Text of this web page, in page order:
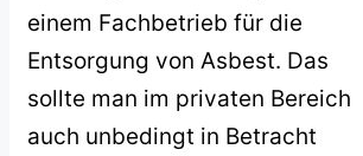
einem Fachbetrieb für die
Entsorgung von Asbest. Das
sollte man im privaten Bereich
auch unbedingt in Betracht